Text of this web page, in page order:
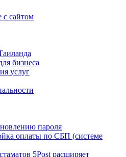
с сайтом
бизнеса
услуг
пароля
оплаты по СБП (системе
5Post расширяет